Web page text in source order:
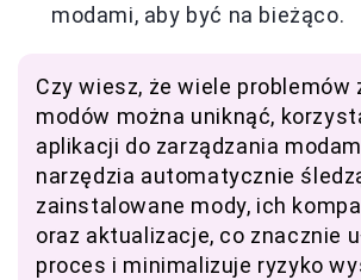
modami, aby być na bieżąco.
Czy wiesz, że wiele problemów
modów można uniknąć,
aplikacji do zarządzania
narzędzia automatycznie
zainstalowane mody, ich
oraz aktualizacje, co znacznie
proces i minimalizuje ryzyko